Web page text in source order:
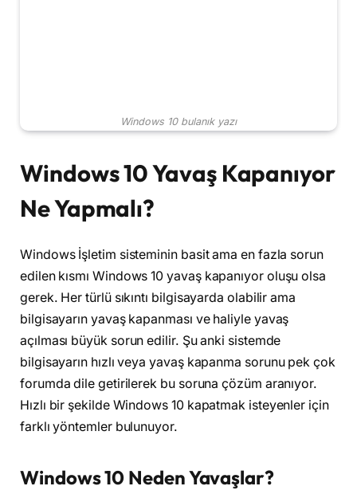
Windows 10 bulanık yazı
Windows 10 Yavaş Kapanıyor
Ne Yapmalı?
Windows İşletim sisteminin basit ama en fazla sorun
edilen kısmı Windows 10 yavaş kapanıyor oluşu olsa
gerek. Her türlü sıkıntı bilgisayarda olabilir ama
bilgisayarın yavaş kapanması ve haliyle yavaş
açılması büyük sorun edilir. Şu anki sistemde
bilgisayarın hızlı veya yavaş kapanma sorunu pek çok
forumda dile getirilerek bu soruna çözüm aranıyor.
Hızlı bir şekilde Windows 10 kapatmak isteyenler için
farklı yöntemler bulunuyor.
Windows 10 Neden Yavaşlar?